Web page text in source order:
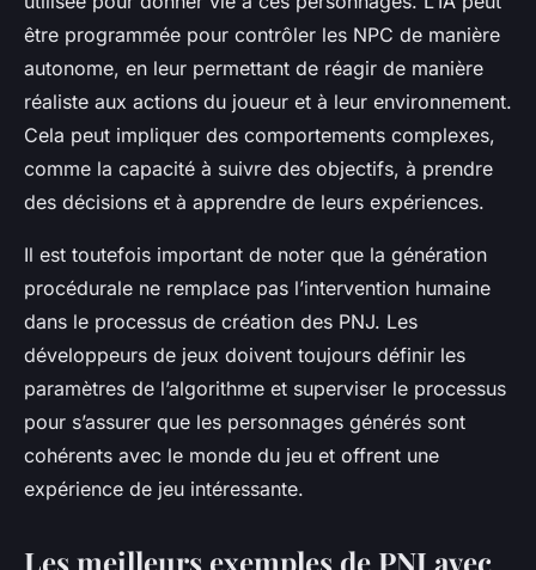
être programmée pour contrôler les NPC de manière
autonome, en leur permettant de réagir de manière
réaliste aux actions du joueur et à leur environnement.
Cela peut impliquer des comportements complexes,
comme la capacité à suivre des objectifs, à prendre
des décisions et à apprendre de leurs expériences.
Il est toutefois important de noter que la génération
procédurale ne remplace pas l’intervention humaine
dans le processus de création des PNJ. Les
développeurs de jeux doivent toujours définir les
paramètres de l’algorithme et superviser le processus
pour s’assurer que les personnages générés sont
cohérents avec le monde du jeu et offrent une
expérience de jeu intéressante.
Les meilleurs exemples de PNJ avec